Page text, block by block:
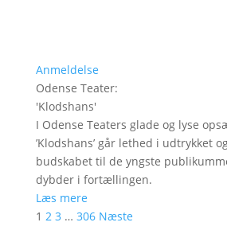
Anmeldelse
Odense Teater:
'Klodshans'
I Odense Teaters glade og lyse
’Klodshans’ går lethed i udtrykket
budskabet til de yngste
dybder i fortællingen.
Læs mere
1 2 3 … 306 Næste